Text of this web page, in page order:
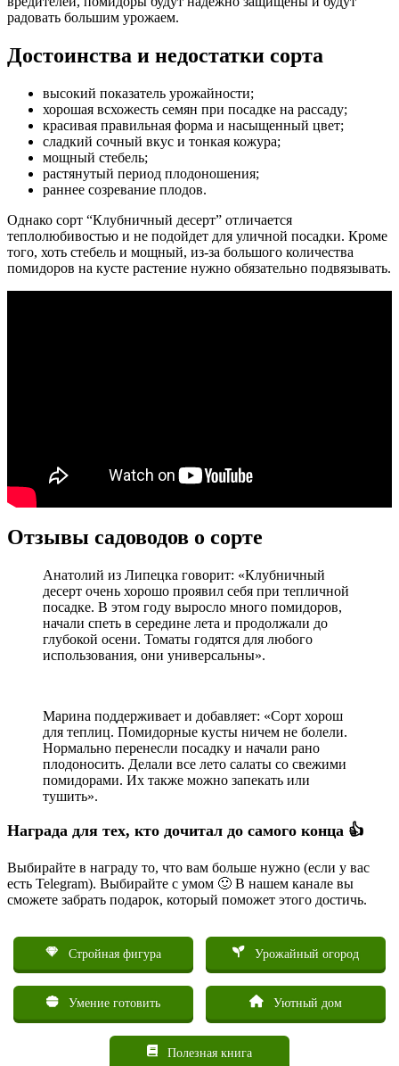
радовать большим урожаем.
Достоинства и недостатки сорта
высокий показатель урожайности;
хорошая всхожесть семян при посадке на рассаду;
красивая правильная форма и насыщенный цвет;
сладкий сочный вкус и тонкая кожура;
мощный стебель;
растянутый период плодоношения;
раннее созревание плодов.
Однако сорт “Клубничный десерт” отличается
теплолюбивостью и не подойдет для уличной посадки. Кроме
того, хоть стебель и мощный, из-за большого количества
помидоров на кусте растение нужно обязательно подвязывать.
Отзывы садоводов о сорте
Анатолий из Липецка говорит: «Клубничный
десерт очень хорошо проявил себя при тепличной
посадке. В этом году выросло много помидоров,
начали спеть в середине лета и продолжали до
глубокой осени. Томаты годятся для любого
использования, они универсальны».
Марина поддерживает и добавляет: «Сорт хорош
для теплиц. Помидорные кусты ничем не болели.
Нормально перенесли посадку и начали рано
плодоносить. Делали все лето салаты со свежими
помидорами. Их также можно запекать или
тушить».
Награда для тех, кто дочитал до самого конца 👍
Выбирайте в награду то, что вам больше нужно (если у вас
есть Telegram). Выбирайте с умом 🙂 В нашем канале вы
сможете забрать подарок, который поможет этого достичь.
Стройная фигура Урожайный огород
Умение готовить Уютный дом
Полезная книга